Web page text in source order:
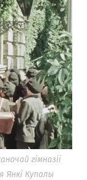
гімназіі
Янкі Купалы